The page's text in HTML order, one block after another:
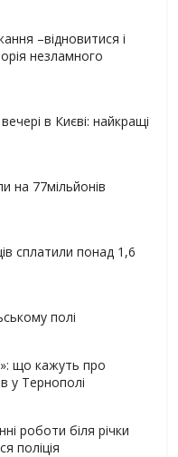
–відновитися і
незламного
в Києві: найкращі
на 77мільйонів
сплатили понад 1,6
полі
що кажуть про
у Тернополі
роботи біля річки
поліція